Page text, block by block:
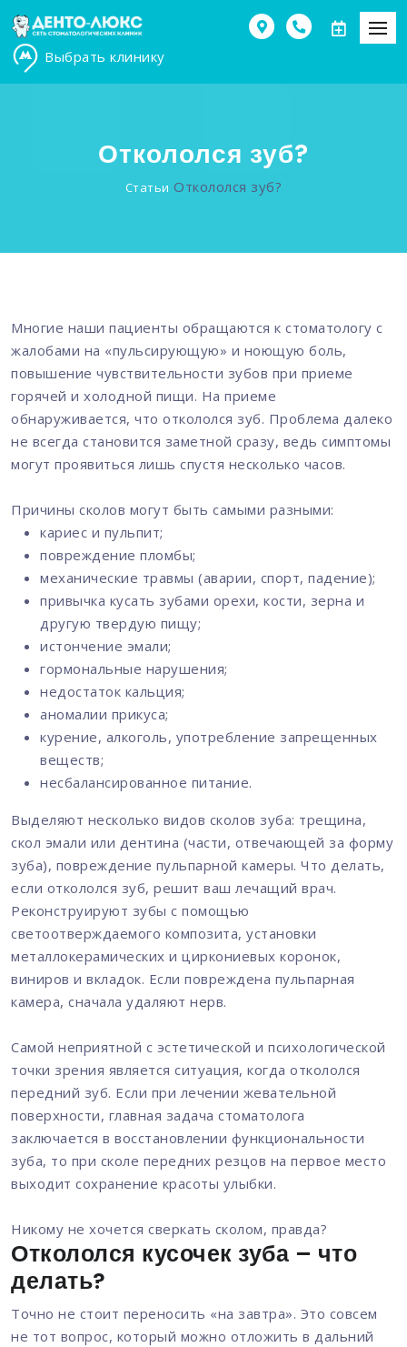
Выбрать клинику
Откололся зуб?
Статьи Откололся зуб?
Многие наши пациенты обращаются к стоматологу с
жалобами на «пульсирующую» и ноющую боль,
повышение чувствительности зубов при приеме
горячей и холодной пищи. На приеме
обнаруживается, что откололся зуб. Проблема далеко
не всегда становится заметной сразу, ведь симптомы
могут проявиться лишь спустя несколько часов.
Причины сколов могут быть самыми разными:
кариес и пульпит;
повреждение пломбы;
механические травмы (аварии, спорт, падение);
привычка кусать зубами орехи, кости, зерна и
другую твердую пищу;
истончение эмали;
гормональные нарушения;
недостаток кальция;
аномалии прикуса;
курение, алкоголь, употребление запрещенных
веществ;
несбалансированное питание.
Выделяют несколько видов сколов зуба: трещина,
скол эмали или дентина (части, отвечающей за форму
зуба), повреждение пульпарной камеры. Что делать,
если откололся зуб, решит ваш лечащий врач.
Реконструируют зубы с помощью
светоотверждаемого композита, установки
металлокерамических и циркониевых коронок,
виниров и вкладок. Если повреждена пульпарная
камера, сначала удаляют нерв.
Самой неприятной с эстетической и психологической
точки зрения является ситуация, когда откололся
передний зуб. Если при лечении жевательной
поверхности, главная задача стоматолога
заключается в восстановлении функциональности
зуба, то при сколе передних резцов на первое место
выходит сохранение красоты улыбки.
Никому не хочется сверкать сколом, правда?
Откололся кусочек зуба – что
делать?
Точно не стоит переносить «на завтра». Это совсем
не тот вопрос, который можно отложить в дальний